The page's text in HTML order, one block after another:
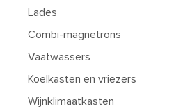
Lades
Combi-magnetrons
Vaatwassers
Koelkasten en vriezers
Wijnklimaatkasten